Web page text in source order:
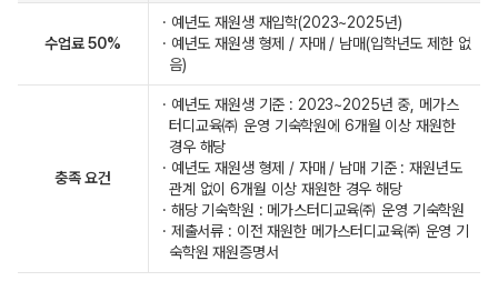
수업료 50%
· 예년도 재원생 재입학(2023~2025년)
· 예년도 재원생 형제 / 자매 / 남매(입학년도 제한 없
음)
충족 요건
· 예년도 재원생 기준 : 2023~2025년 중, 메가스
터디교육㈜ 운영 기숙학원에 6개월 이상 재원한
경우 해당
· 예년도 재원생 형제 / 자매 / 남매 기준 : 재원년도
관계 없이 6개월 이상 재원한 경우 해당
· 해당 기숙학원 : 메가스터디교육㈜ 운영 기숙학원
· 제출서류 : 이전 재원한 메가스터디교육㈜ 운영 기
숙학원 재원증명서